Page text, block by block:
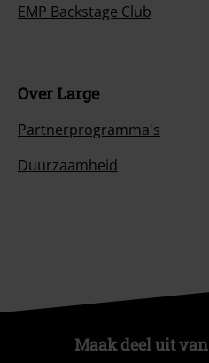
EMP Backstage Club
Over Large
Partnerprogramma's
Duurzaamheid
Maak deel uit